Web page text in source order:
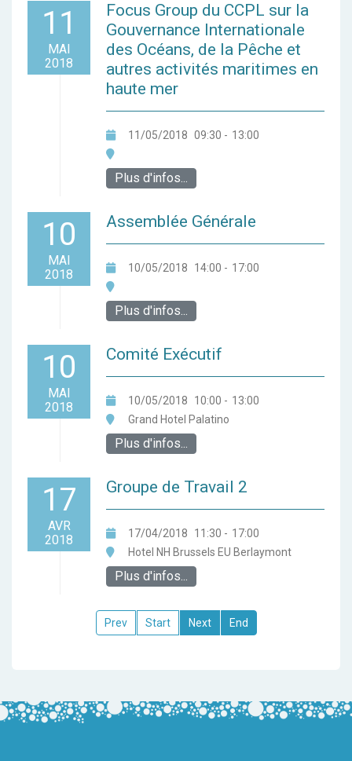
11
MAI
2018
Focus Group du CCPL sur la
Gouvernance Internationale
des Océans, de la Pêche et
autres activités maritimes en
haute mer
11/05/2018 09:30 - 13:00
Plus d'infos...
10
MAI
2018
Assemblée Générale
10/05/2018 14:00 - 17:00
Plus d'infos...
10
MAI
2018
Comité Exécutif
10/05/2018 10:00 - 13:00
Grand Hotel Palatino
Plus d'infos...
17
AVR
2018
Groupe de Travail 2
17/04/2018 11:30 - 17:00
Hotel NH Brussels EU Berlaymont
Plus d'infos...